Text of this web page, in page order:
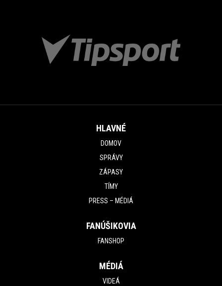
HLAVNÉ
DOMOV
SPRÁVY
ZÁPASY
TÍMY
PRESS – MÉDIÁ
FANÚŠIKOVIA
FANSHOP
MÉDIÁ
VIDEÁ